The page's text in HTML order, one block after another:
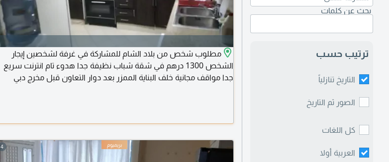
بحث عن كلمات
ترتيب حسب
التاريخ تنازلياً
الصور ثم التاريخ
كل اللغات
العربية أولا
مطلوب شخص من بلاد الشام للمشاركة في غرفة لشخصين إيجار
الشخص 1300 درهم في شقة شباب نظيفة جدا هدوء تام انترنت سريع
جدا مواقف مجانية خلف البناية الممزر بعد دوار التعاون قبل مخرج دبي
4